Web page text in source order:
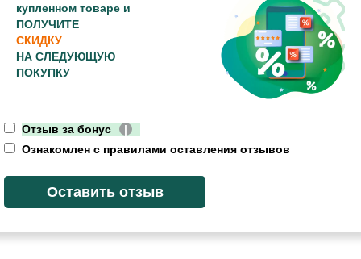
купленном товаре и
ПОЛУЧИТЕ
СКИДКУ
НА СЛЕДУЮЩУЮ
ПОКУПКУ
Отзыв за бонус
|
Ознакомлен с правилами оставления отзывов